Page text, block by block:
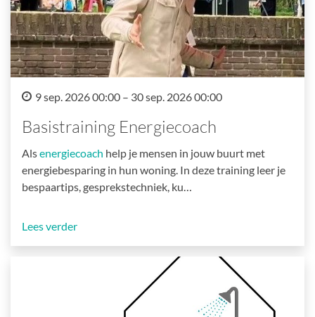
9 sep. 2026 00:00 – 30 sep. 2026 00:00
Basistraining Energiecoach
Alsenergiecoach help je mensen in jouw buurt met
energiebesparing in hun woning. In deze training leer je
bespaartips, gesprekstechniek, ku…
Lees verder